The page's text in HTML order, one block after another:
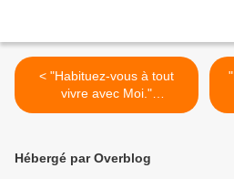
< "Habituez-vous à tout
vivre avec Moi."
(13/04/2009) Jésus
Hébergé par Overblog